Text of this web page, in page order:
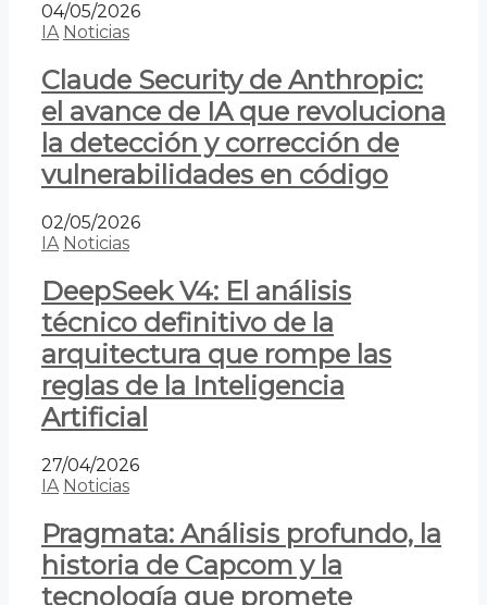
04/05/2026
IA Noticias
Claude Security de Anthropic:
el avance de IA que revoluciona
la detección y corrección de
vulnerabilidades en código
02/05/2026
IA Noticias
DeepSeek V4: El análisis
técnico definitivo de la
arquitectura que rompe las
reglas de la Inteligencia
Artificial
27/04/2026
IA Noticias
Pragmata: Análisis profundo, la
historia de Capcom y la
tecnología que promete